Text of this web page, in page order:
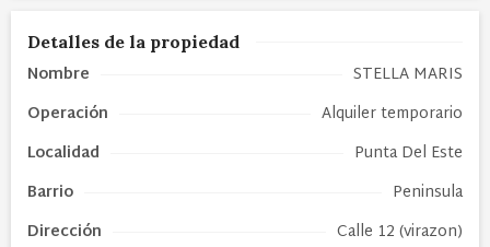
Detalles de la propiedad
Nombre
STELLA MARIS
Operación
Alquiler temporario
Localidad
Punta Del Este
Barrio
Peninsula
Dirección
Calle 12 (virazon)